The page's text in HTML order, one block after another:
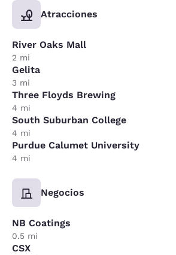
Atracciones
River Oaks Mall
2 mi
Gelita
3 mi
Three Floyds Brewing
4 mi
South Suburban College
4 mi
Purdue Calumet University
4 mi
Negocios
NB Coatings
0.5 mi
CSX